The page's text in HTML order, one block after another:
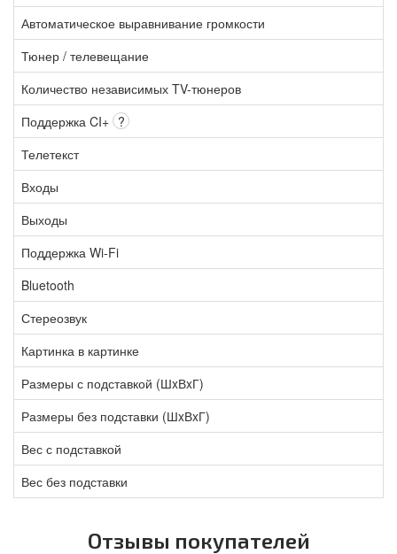
Автоматическое выравнивание громкости
Тюнер / телевещание
Количество независимых TV-тюнеров
Поддержка CI+ ?
Телетекст
Входы
Выходы
Поддержка Wi-Fi
Bluetooth
Стереозвук
Картинка в картинке
Размеры с подставкой (ШxВxГ)
Размеры без подставки (ШxВxГ)
Вес с подставкой
Вес без подставки
Отзывы покупателей